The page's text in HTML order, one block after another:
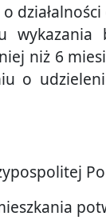
wykazania
niż 6
o